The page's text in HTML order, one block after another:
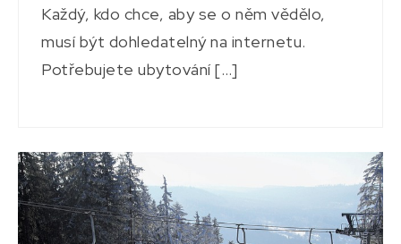
Každý, kdo chce, aby se o něm vědělo,
musí být dohledatelný na internetu.
Potřebujete ubytování […]